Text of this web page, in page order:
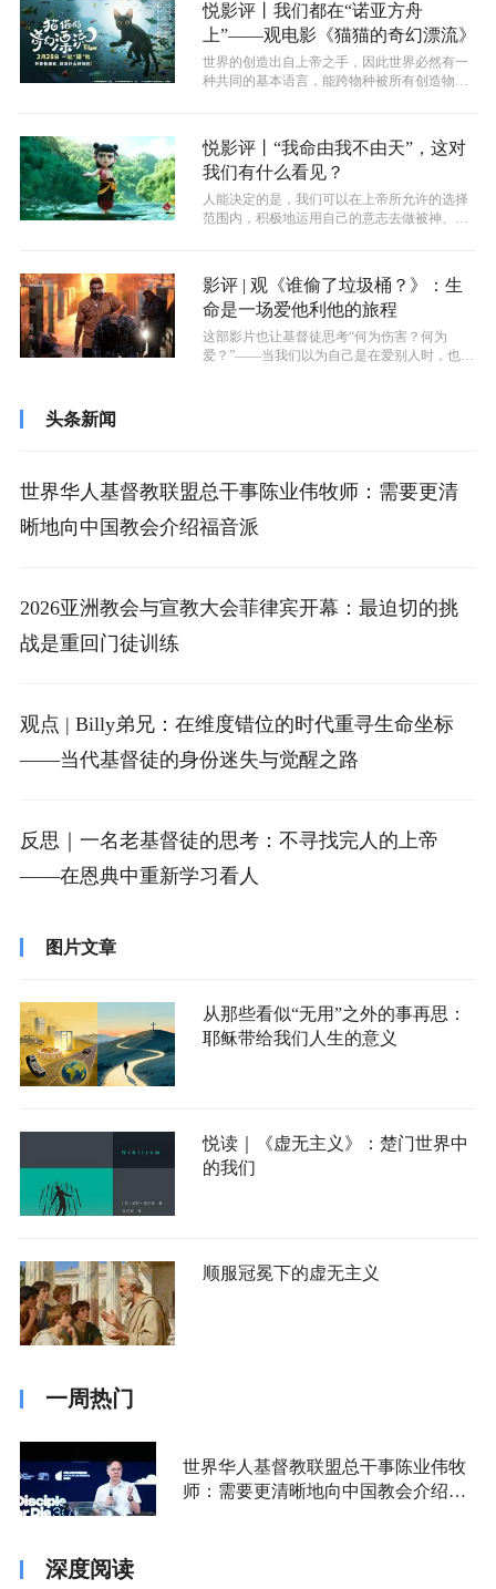
悦影评丨我们都在“诺亚方舟
上”——观电影《猫猫的奇幻漂流》
世界的创造出自上帝之手，因此世界必然有一
种共同的基本语言，能跨物种被所有创造物使
悦影评丨“我命由我不由天”，这对
我们有什么看见？
人能决定的是，我们可以在上帝所允许的选择
范围内，积极地运用自己的意志去做被神、被
影评 | 观《谁偷了垃圾桶？》：生
命是一场爱他利他的旅程
这部影片也让基督徒思考“何为伤害？何为
爱？”——当我们以为自己是在爱别人时，也许
头条新闻
世界华人基督教联盟总干事陈业伟牧师：需要更清
晰地向中国教会介绍福音派
2026亚洲教会与宣教大会菲律宾开幕：最迫切的挑
战是重回门徒训练
观点 | Billy弟兄：在维度错位的时代重寻生命坐标
——当代基督徒的身份迷失与觉醒之路
反思｜一名老基督徒的思考：不寻找完人的上帝
——在恩典中重新学习看人
图片文章
从那些看似“无用”之外的事再思：
耶稣带给我们人生的意义
悦读｜《虚无主义》：楚门世界中
的我们
顺服冠冕下的虚无主义
一周热门
世界华人基督教联盟总干事陈业伟牧
师：需要更清晰地向中国教会介绍福
深度阅读